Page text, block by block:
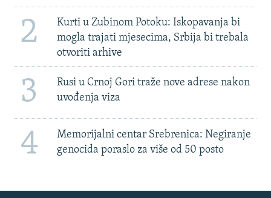
2
Kurti u Zubinom Potoku: Iskopavanja bi
mogla trajati mjesecima, Srbija bi trebala
otvoriti arhive
3
Rusi u Crnoj Gori traže nove adrese nakon
uvođenja viza
4
Memorijalni centar Srebrenica: Negiranje
genocida poraslo za više od 50 posto